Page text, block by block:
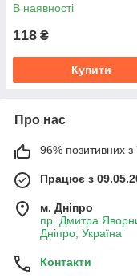
В наявності
118 ₴
Купити
Про нас
96% позитивних з
Працює з
м. Дніпро
пр. Дмитра
Дніпро, Україна
Контакти